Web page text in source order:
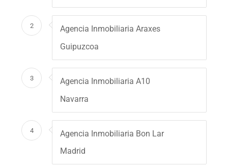
2
Agencia Inmobiliaria Araxes
Guipuzcoa
3
Agencia Inmobiliaria A10
Navarra
4
Agencia Inmobiliaria Bon Lar
Madrid